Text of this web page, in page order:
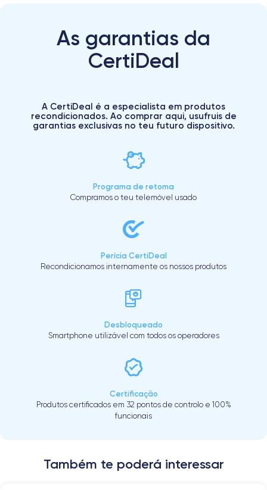
As garantias da
CertiDeal
A CertiDeal é a especialista em produtos
recondicionados. Ao comprar aqui, usufruis de
garantias exclusivas no teu futuro dispositivo.
Programa de retoma
Compramos o teu telemóvel usado
Perícia CertiDeal
Recondicionamos internamente os nossos produtos
Desbloqueado
Smartphone utilizável com todos os operadores
Certificação
Produtos certificados em 32 pontos de controlo e 100%
funcionais
Também te poderá interessar